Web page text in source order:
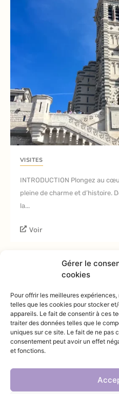
Gérer le
cookies
Pour offrir les meilleures
telles que les cookies pour stocker
appareils. Le fait de consentir à ces
traiter des données telles que le
uniques sur ce site. Le fait de ne pas
consentement peut avoir un effet
et fonctions.
VISITES
INTRODUCTION Plongez au
pleine de charme et d’histoire.
la...
Voir